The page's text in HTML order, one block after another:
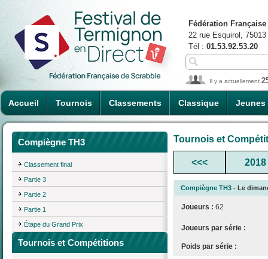
Accueil Tournois Classements Classique Jeunes
Fédération
22 rue Esquirol,
Tél : 01.53.92.53.20
Il y a actuellement
Compiègne TH3
Classement final
Partie 3
Partie 2
Partie 1
Étape du Grand Prix
Tournois et Compétitions
Tournois et
<<< 2018
Compiègne TH3 - Le
Joueurs : 62
Joueurs par série :
Poids par série :